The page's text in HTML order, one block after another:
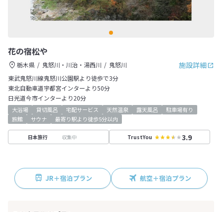
花の宿松や
施設詳細
栃木県 鬼怒川・川治・湯西川
鬼怒川
東武鬼怒川線鬼怒川公園駅より徒歩で3分
東北自動車道宇都宮インターより50分
日光道今市インターより20分
大浴場 貸切風呂 宅配サービス 天然温泉 露天風呂
駐車場有り
旅館
サウナ 最寄り駅より徒歩5分以内
日本旅行 収集中 TrustYou 3.9
JR＋宿泊プラン 航空＋宿泊プラン